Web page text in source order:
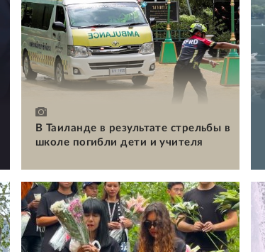
В Таиланде в результате стрельбы в
школе погибли дети и учителя